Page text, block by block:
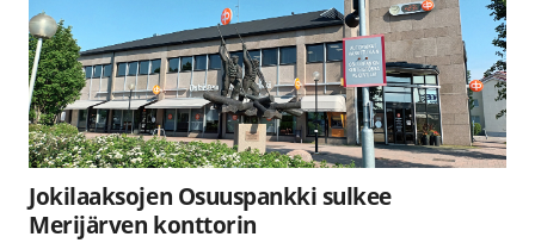
Jokilaaksojen Osuuspankki sulkee
Merijärven konttorin